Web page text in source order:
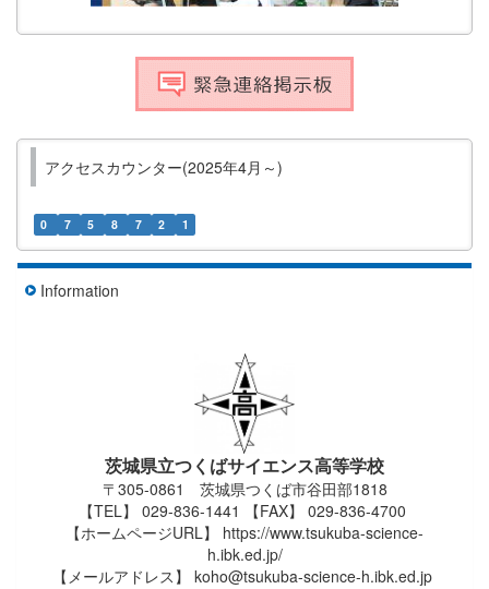
アクセスカウンター(2025年4月～)
0 7 5 8 7 2 1
Information
茨城県立つくばサイエンス高等学校
〒305-0861 茨城県つくば市谷田部1818
【TEL】 029-836-1441 【FAX】 029-836-4700
【ホームページURL】 https://www.tsukuba-science-
h.ibk.ed.jp/
【メールアドレス】 koho@tsukuba-science-h.ibk.ed.jp